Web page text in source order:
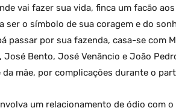
vai fazer sua vida, finca um facão
o símbolo de sua coragem e do
passar por sua fazenda, casa-se com
Bento, José Venâncio e João
mãe, por complicações durante o
um relacionamento de ódio com o